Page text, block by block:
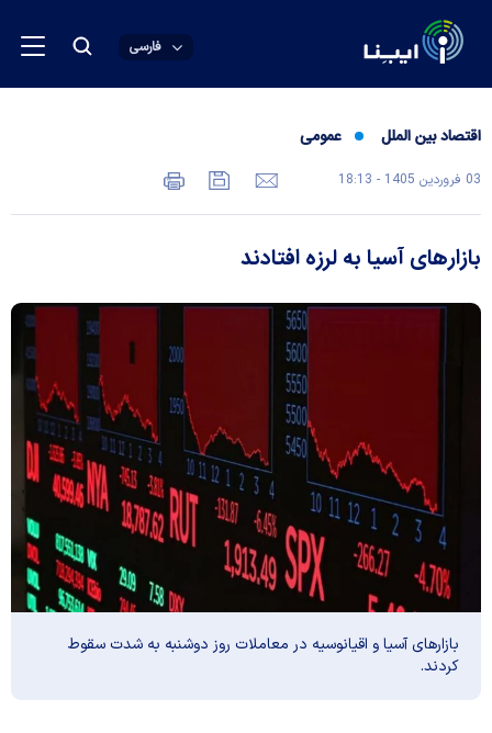
فارسی
اقتصاد بین الملل عمومی
03 فروردين 1405 - 18:13
بازار‌های آسیا به لرزه افتادند
بازار‌های آسیا و اقیانوسیه در معاملات روز دوشنبه به شدت سقوط
کردند.